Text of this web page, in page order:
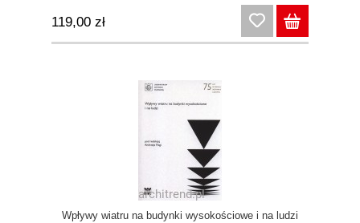
119,00 zł
Wpływy wiatru na budynki wysokościowe i na ludzi